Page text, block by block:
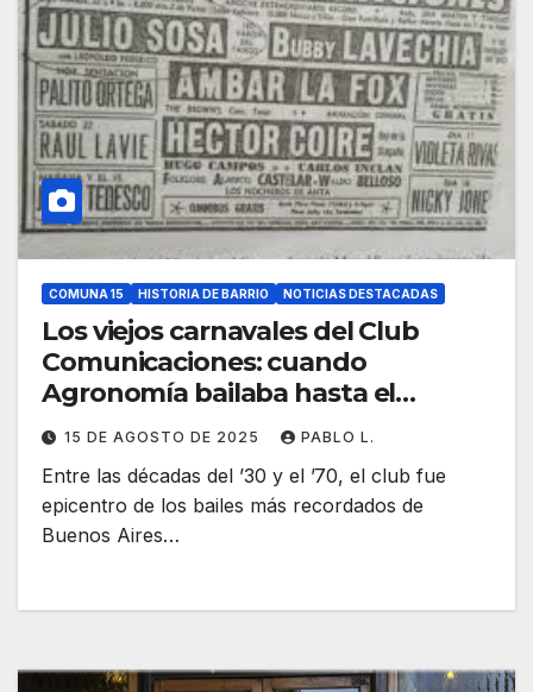
COMUNA 15 HISTORIA DE BARRIO NOTICIAS DESTACADAS
Los viejos carnavales del Club
Comunicaciones: cuando
Agronomía bailaba hasta el
amanecer
15 DE AGOSTO DE 2025 PABLO L.
Entre las décadas del ’30 y el ’70, el club fue
epicentro de los bailes más recordados de
Buenos Aires…